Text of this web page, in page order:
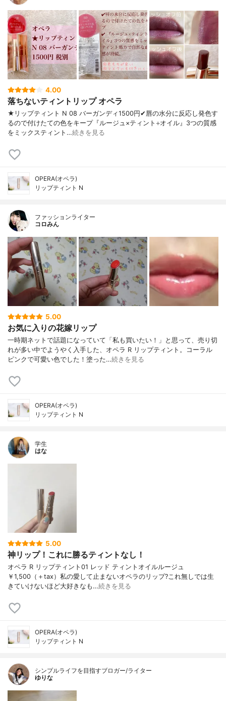
4.00
落ちないティントリップ オペラ
★リップティント N 08 バーガンディ1500円✔︎唇の水分に反応し発色す
るので付けたての色をキープ『ルージュ×ティント÷オイル』3つの質感
をミックスティント…続きを見る
OPERA(オペラ)
リップティント N
ファッションライター
コロみん
5.00
お気に入りの花嫁リップ
一時期ネットで話題になっていて「私も買いたい！」と思って、売り切
れが多い中でようやく入手した、オペラ R リップティント。コーラル
ピンクで可愛い色でした！塗った…続きを見る
OPERA(オペラ)
リップティント N
学生
はな
5.00
神リップ！これに勝るティントなし！
オペラ R リップティント01 レッド ティントオイルルージュ
￥1,500（＋tax）私の愛して止まないオペラのリップ?これ無しでは生
きていけないほど大好きなも…続きを見る
OPERA(オペラ)
リップティント N
シンプルライフを目指すブロガー/ライター
ゆりな